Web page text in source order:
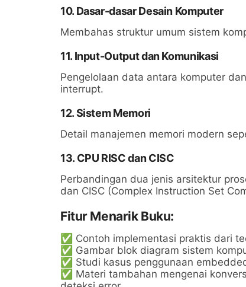
10. Dasar-dasar Desain Komputer
Membahas struktur umum sistem
11. Input-Output dan Komunikasi
Pengelolaan data antara komputer
interrupt.
12. Sistem Memori
Detail manajemen memori modern
13. CPU RISC dan CISC
Perbandingan dua jenis arsitektur
dan CISC (Complex Instruction Set
Fitur Menarik Buku:
✅ Contoh implementasi praktis dari
✅ Gambar blok diagram sistem
✅ Studi kasus penggunaan
✅ Materi tambahan mengenai